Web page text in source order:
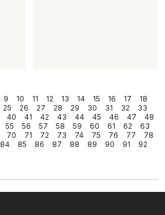
9 10 11 12 13 14 15 16 17
18
25 26 27 28 29 30 31 32
33
40 41 42 43 44 45 46 47
48
55 56 57 58 59 60 61 62
63
70 71 72 73 74 75 76 77
78
84 85 86 87 88 89 90 91 92